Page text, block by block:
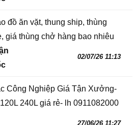
đồ ăn vặt, thung ship, thùng
giá thùng chở hàng bao nhiêu
02/07/26 11:13
Công Nghiệp Giá Tận Xưởng-
240L giá rẻ- lh 0911082000
27/06/26 11:27